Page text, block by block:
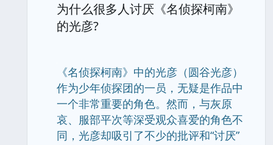
为什么很多人讨厌《名侦探柯南》
的光彦?
《名侦探柯南》中的光彦（圆谷光彦）
作为少年侦探团的一员，无疑是作品中
一个非常重要的角色。然而，与灰原
哀、服部平次等深受观众喜爱的角色不
同，光彦却吸引了不少的批评和“讨厌”